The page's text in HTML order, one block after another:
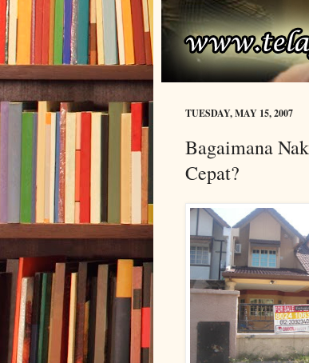
TUESDAY, MAY 15, 2007
Bagaimana
Cepat?